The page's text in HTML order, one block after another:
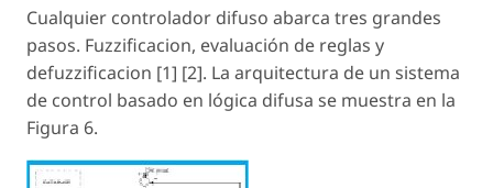
Cualquier controlador difuso abarca tres grandes
pasos. Fuzzificacion, evaluación de reglas y
defuzzificacion [1] [2]. La arquitectura de un sistema
de control basado en lógica difusa se muestra en la
Figura 6.